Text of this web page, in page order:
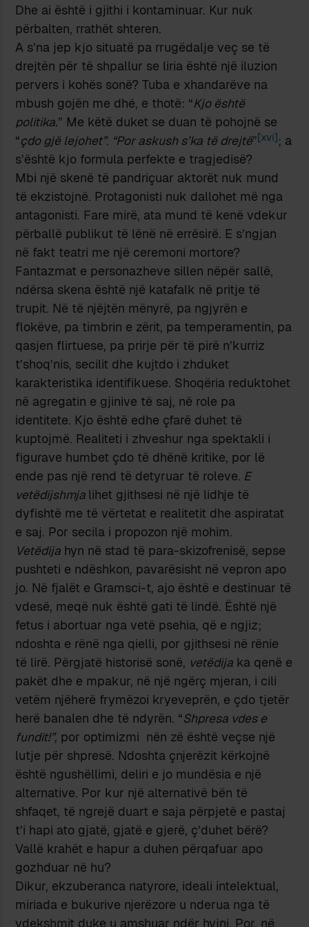
Dhe ai është i gjithi i kontaminuar. Kur nuk
përbalten, rrathët shteren.
A s’na jep kjo situatë pa rrugëdalje veç se të
drejtën për të shpallur se liria është një iluzion
pervers i kohës sonë? Tuba e xhandarëve na
mbush gojën me dhé, e thotë: “Kjo është
politika.” Me këtë duket se duan të pohojnë se
“çdo gjë lejohet”. “Por askush s’ka të drejtë”[xvi]; a
s’është kjo formula perfekte e tragjedisë?
Mbi një skenë të pandriçuar aktorët nuk mund
të ekzistojnë. Protagonisti nuk dallohet më nga
antagonisti. Fare mirë, ata mund të kenë vdekur
përballë publikut të lënë në errësirë. E s’ngjan
në fakt teatri me një ceremoni mortore?
Fantazmat e personazheve sillen nëpër sallë,
ndërsa skena është një katafalk në pritje të
trupit. Në të njëjtën mënyrë, pa ngjyrën e
flokëve, pa timbrin e zërit, pa temperamentin, pa
qasjen flirtuese, pa prirje për të pirë n’kurriz
t’shoq’nis, secilit dhe kujtdo i zhduket
karakteristika identifikuese. Shoqëria reduktohet
në agregatin e gjinive të saj, në role pa
identitete. Kjo është edhe çfarë duhet të
kuptojmë. Realiteti i zhveshur nga spektakli i
figurave humbet çdo të dhënë kritike, por lë
ende pas një rend të detyruar të roleve. E
vetëdijshmja lihet gjithsesi në një lidhje të
dyfishtë me të vërtetat e realitetit dhe aspiratat
e saj. Por secila i propozon një mohim.
Vetëdija hyn në stad të para-skizofrenisë, sepse
pushteti e ndëshkon, pavarësisht në vepron apo
jo. Në fjalët e Gramsci-t, ajo është e destinuar të
vdesë, meqë nuk është gati të lindë. Është një
fetus i abortuar nga vetë psehia, që e ngjiz;
ndoshta e rënë nga qielli, por gjithsesi në rënie
të lirë. Përgjatë historisë sonë, vetëdija ka qenë e
pakët dhe e mpakur, në një ngërç mjeran, i cili
vetëm njëherë frymëzoi kryeveprën, e çdo tjetër
herë banalen dhe të ndyrën. “Shpresa vdes e
fundit!”, por optimizmi nën zë është veçse një
lutje për shpresë. Ndoshta çnjerëzit kërkojnë
është ngushëllimi, deliri e jo mundësia e një
alternative. Por kur një alternativë bën të
shfaqet, të ngrejë duart e saja përpjetë e pastaj
t’i hapi ato gjatë, gjatë e gjerë, ç’duhet bërë?
Vallë krahët e hapur a duhen përqafuar apo
gozhduar në hu?
Dikur, ekzuberanca natyrore, ideali intelektual,
miriada e bukurive njerëzore u nderua nga të
vdekshmit duke u amshuar ndër hyjni. Por, në